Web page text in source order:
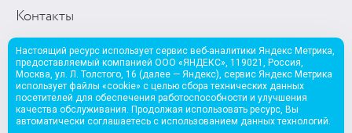
Контакты
RIKISTORE
Настоящий ресурс использует сервис веб-аналитики Яндекс Метрика,
предоставляемый компанией ООО «ЯНДЕКС», 119021, Россия,
Москва, ул. Л. Толстого, 16 (далее — Яндекс), сервис Яндекс Метрика
использует файлы «cookie» с целью сбора технических данных
посетителей для обеспечения работоспособности и улучшения
качества обслуживания. Продолжая использовать ресурс, Вы
автоматически соглашаетесь с использованием данных технологий.